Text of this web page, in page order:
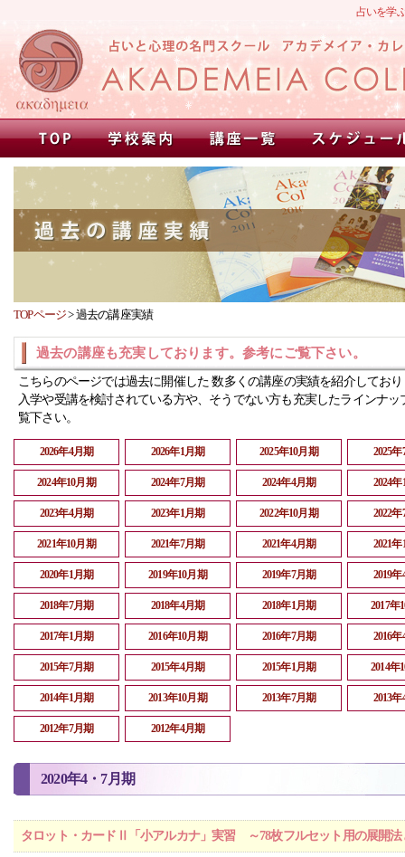
占いを学
TOPページ>過去の講座実績
過去の講座も充実しております。参考にご覧下さい。
こちらのページでは過去に開催した 数多くの講座の実績を紹介してお
入学や受講を検討されている方や、そうでない方も充実したラインナッ
覧下さい。
2026年4月期 2026年1月期 2025年10月期 2025
2024年10月期 2024年7月期 2024年4月期 2024
2023年4月期 2023年1月期 2022年10月期 2022
2021年10月期 2021年7月期 2021年4月期 2021
2020年1月期 2019年10月期 2019年7月期 2019
2018年7月期 2018年4月期 2018年1月期 2017年
2017年1月期 2016年10月期 2016年7月期 2016
2015年7月期 2015年4月期 2015年1月期 2014年
2014年1月期 2013年10月期 2013年7月期 2013
2012年7月期 2012年4月期
2020年4・7月期
タロット・カードⅡ「小アルカナ」実習 ～78枚フルセット用の展開法